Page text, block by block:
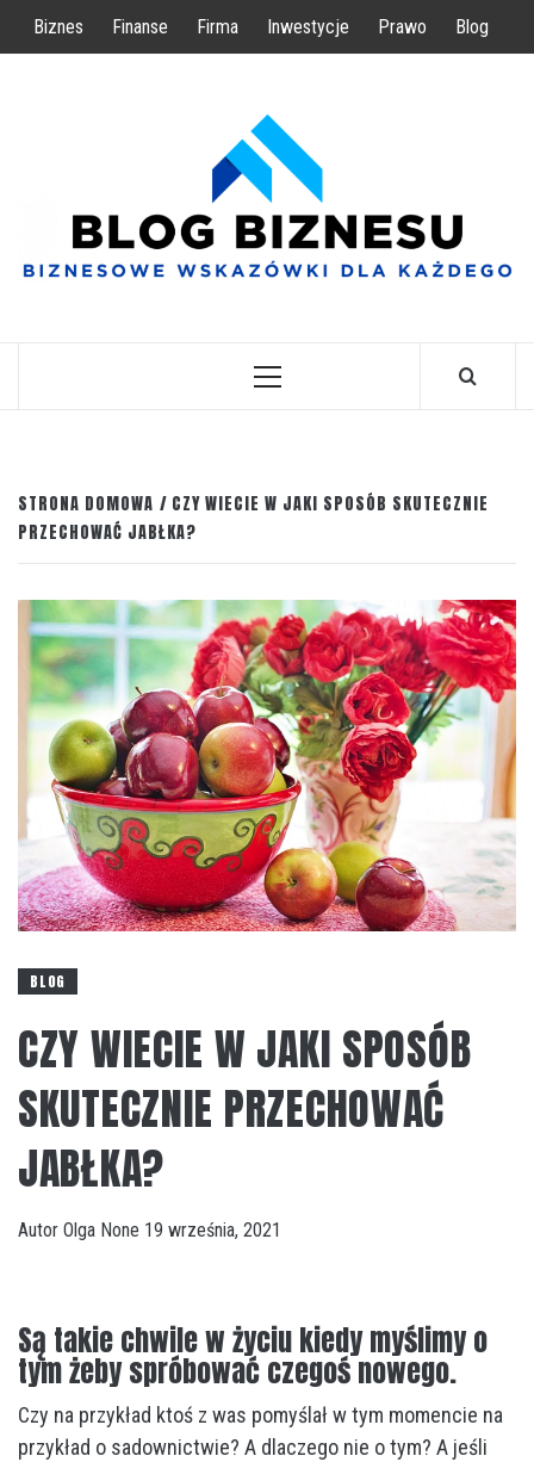
Biznes Finanse Firma Inwestycje Prawo Blog
Menu
STRONA DOMOWA
CZY WIECIE W JAKI SPOSÓB SKUTECZNIE
PRZECHOWAĆ JABŁKA?
BLOG
CZY WIECIE W JAKI SPOSÓB
SKUTECZNIE PRZECHOWAĆ
JABŁKA?
Autor Olga None 19 września, 2021
Są takie chwile w życiu kiedy myślimy o
tym żeby spróbować czegoś nowego.
Czy na przykład ktoś z was pomyślał w tym momencie na
przykład o sadownictwie? A dlaczego nie o tym? A jeśli